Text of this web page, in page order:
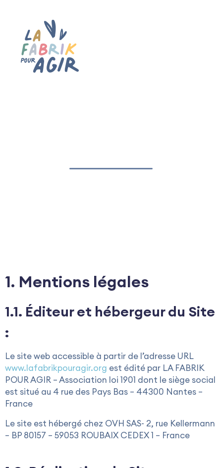
1. Mentions légales
1.1. Éditeur et hébergeur du Site
:
Le site web accessible à partir de l’adresse URL
www.lafabrikpouragir.org est édité par LA FABRIK
POUR AGIR – Association loi 1901 dont le siège social
est situé au 4 rue des Pays Bas – 44300 Nantes –
France
Le site est hébergé chez OVH SAS- 2, rue Kellermann
– BP 80157 – 59053 ROUBAIX CEDEX 1 – France